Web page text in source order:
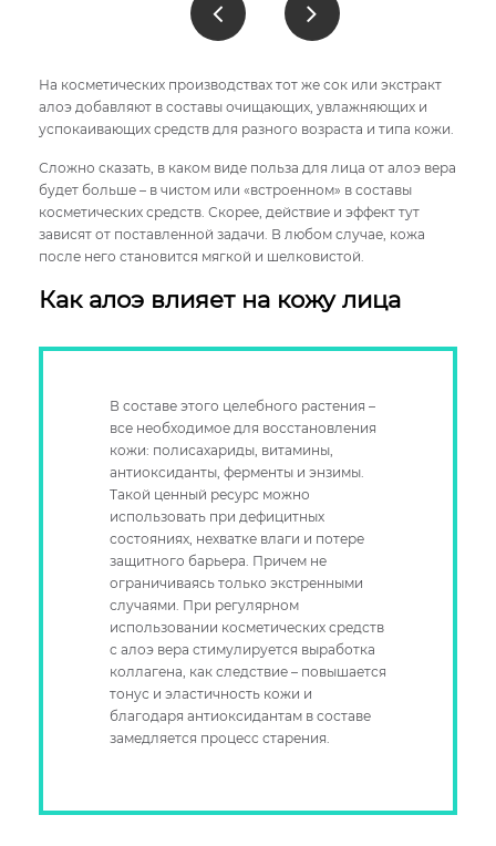
На косметических производствах тот же сок или экстракт
алоэ добавляют в составы очищающих, увлажняющих и
успокаивающих средств для разного возраста и типа кожи.
Сложно сказать, в каком виде польза для лица от алоэ вера
будет больше – в чистом или «встроенном» в составы
косметических средств. Скорее, действие и эффект тут
зависят от поставленной задачи. В любом случае, кожа
после него становится мягкой и шелковистой.
Как алоэ влияет на кожу лица
В составе этого целебного растения –
все необходимое для восстановления
кожи: полисахариды, витамины,
антиоксиданты, ферменты и энзимы.
Такой ценный ресурс можно
использовать при дефицитных
состояниях, нехватке влаги и потере
защитного барьера. Причем не
ограничиваясь только экстренными
случаями. При регулярном
использовании косметических средств
с алоэ вера стимулируется выработка
коллагена, как следствие – повышается
тонус и эластичность кожи и
благодаря антиоксидантам в составе
замедляется процесс старения.